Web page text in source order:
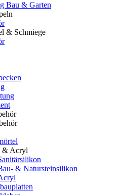
Bau & Garten
& Schmiege
& Acryl
& Natursteinsilikon